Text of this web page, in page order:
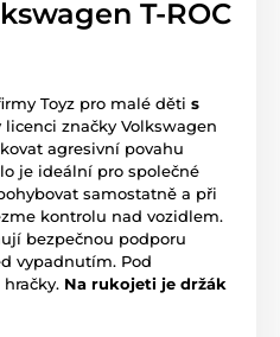
T-ROC
Toyz pro malé děti s
licenci značky Volkswagen
agresivní povahu
je ideální pro společné
samostatně a při
kontrolu nad vozidlem.
bezpečnou podporu
vypadnutím. Pod
Na rukojeti je držák